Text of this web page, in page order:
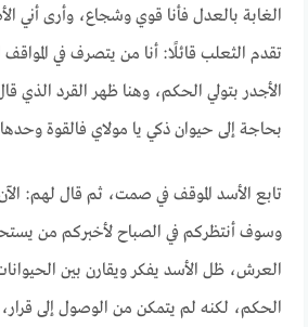
الغابة بالعدل فأنا قوي وشجاع، وأرى أني
تقدم الثعلب قائلًا: أنا من يتصرف في المواقف
الأجدر بتولي الحكم، وهنا ظهر القرد الذي
بحاجة إلى حيوان ذكي يا مولاي فالقوة
تابع الأسد الموقف في صمت، ثم قال لهم:
وسوف أنتظركم في الصباح لأخبركم من
العرش، ظل الأسد يفكر ويقارن بين
الحكم، لكنه لم يتمكن من الوصول إلى